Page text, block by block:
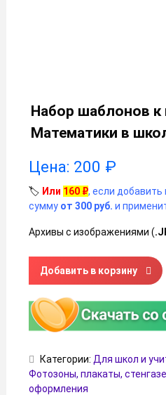
Набор шаблонов к
Математики в
Цена: 200 ₽
🏷️ Или 160 ₽, если добавить
сумму от 300 руб. и
Архивы с изображениями (
Количество товара
Добавить в корзину
Категории: Для школ и
Фотозоны, плакаты,
оформления